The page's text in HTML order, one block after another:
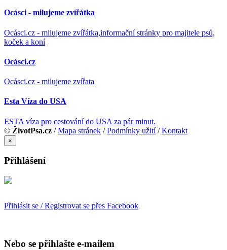
Ocásci - milujeme zvířátka
Ocásci.cz - milujeme zvířátka,informační stránky pro majitele psů,
koček a koní
Ocásci.cz
Ocásci.cz - milujeme zvířata
Esta Víza do USA
ESTA víza pro cestování do USA za pár minut.
© ŽivotPsa.cz /Mapa stránek /Podmínky užití/Kontakt
×
Přihlášení
Přihlásit se / Registrovat se přes Facebook
Nebo se přihlašte e-mailem